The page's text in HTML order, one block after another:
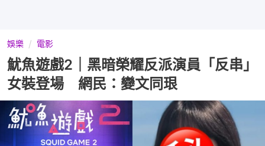
娛樂 電影
魷魚遊戲2｜黑暗榮耀反派演員「反串」
女裝登場 網民：變文同珢